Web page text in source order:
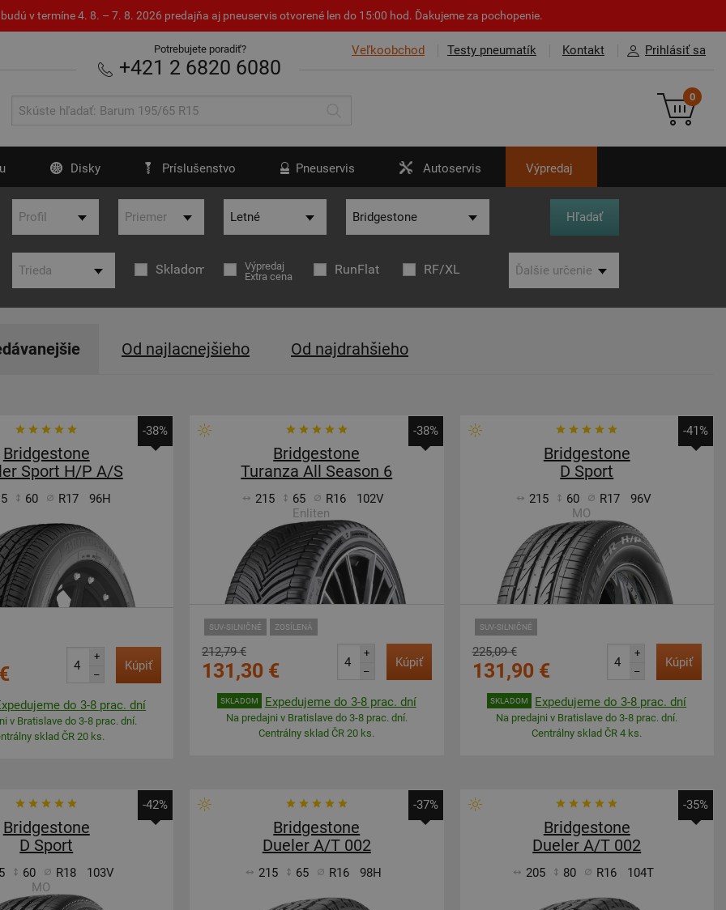
v termíne 4. 8. – 7. 8. 2026 predajňa aj pneuservis otvorené len do 15:00 hod. Ďakujeme za pochopenie.
Veľkoobchod Testy pneumatík Kontakt Prihlásiť sa
Potrebujete poradiť?
+421 2 6820 6080
0
Disky Príslušenstvo Pneuservis Autoservis Výpredaj
Skladom
Výpredaj
Extra cena
RunFlat RF/XL
Od najlacnejšieho Od najdrahšieho
-38%
Bridgestone
Sport H/P A/S
60 R17 96H
+
–
Kúpiť
do 3-8 prac. dní
v Bratislave do 3-8 prac. dní.
sklad ČR 20 ks.
-38%
Bridgestone
Turanza All Season 6
215 65 R16
102V
Enliten
SUV-SILNIČNÉ ZOSÍLENÁ
212,79 €
131,30 €
+
–
Kúpiť
SKLADOM Expedujeme do 3-8 prac. dní
Na predajni v Bratislave do 3-8 prac. dní.
Centrálny sklad ČR 20 ks.
-41%
Bridgestone
D Sport
215 60 R17
96V
MO
SUV-SILNIČNÉ
225,09 €
131,90 €
+
–
Kúpiť
SKLADOM Expedujeme do 3-8 prac. dní
Na predajni v Bratislave do 3-8 prac. dní.
Centrálny sklad ČR 4 ks.
-42%
Bridgestone
D Sport
60 R18
103V
MO
-37%
Bridgestone
Dueler A/T 002
215 65 R16 98H
-35%
Bridgestone
Dueler A/T 002
205 80 R16 104T